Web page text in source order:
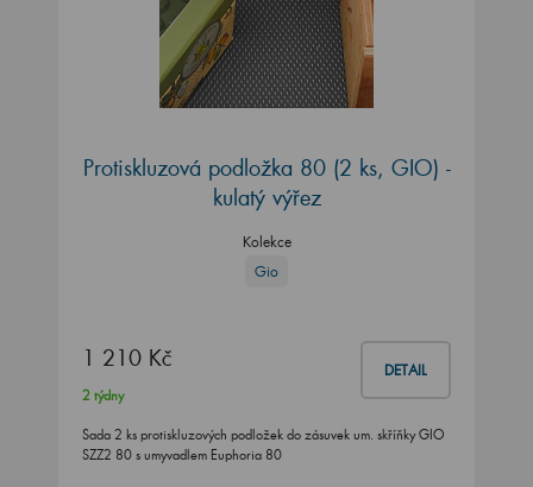
Protiskluzová podložka 80 (2 ks, GIO) -
kulatý výřez
Kolekce
Gio
1 210 Kč DETAIL
2 týdny
Sada 2 ks protiskluzových podložek do zásuvek um. skříňky GIO
SZZ2 80 s umyvadlem Euphoria 80